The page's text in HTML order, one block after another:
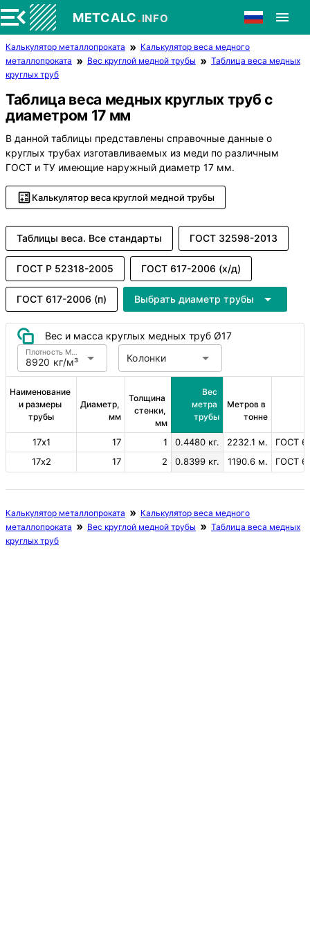
METCALC.INFO
Калькулятор металлопроката
Калькулятор веса медного
металлопроката
Вес круглой медной трубы
Таблица веса медных
круглых труб
Таблица веса медных круглых труб с
диаметром 17 мм
В данной таблицы представлены справочные данные о
круглых трубах изготавливаемых из меди по различным
ГОСТ и ТУ имеющие наружный диаметр 17 мм.
Калькулятор веса круглой медной трубы
Таблицы веса. Все стандарты ГОСТ 32598-2013
ГОСТ Р 52318-2005 ГОСТ 617-2006 (х/д)
ГОСТ 617-2006 (п) Выбрать диаметр трубы
Вес и масса круглых медных труб Ø17
8920 кг/м³
Плотность Медь Колонки
Наименование
и размеры
трубы
Диаметр,
мм
Толщина
стенки,
мм
Вес
метра
трубы
Метров в
тонне
17х1 17 1 0.4480 кг. 2232.1 м.
ГОСТ
17х2
17 2 0.8399 кг. 1190.6 м. ГОСТ
Калькулятор металлопроката
Калькулятор веса медного
металлопроката
Вес круглой медной трубы
Таблица веса медных
круглых труб